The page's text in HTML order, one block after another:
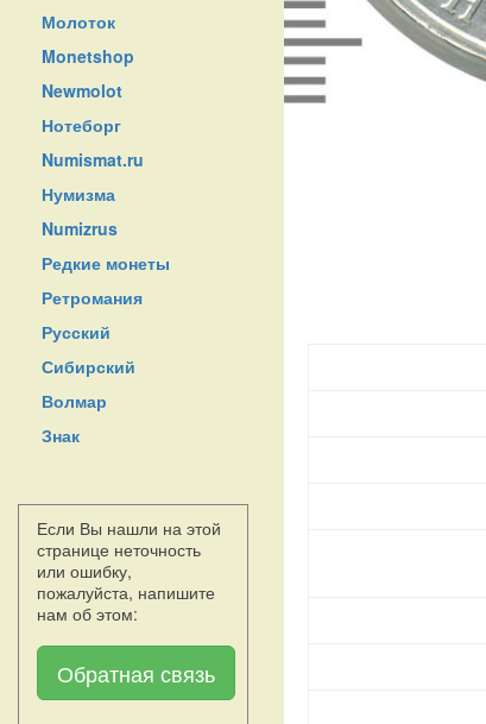
Молоток
Monetshop
Newmolot
Нотеборг
Numismat.ru
Нумизма
Numizrus
Редкие монеты
Ретромания
Русский
Сибирский
Волмар
Знак
Если Вы нашли на этой
странице неточность
или ошибку,
пожалуйста, напишите
нам об этом:
Обратная связь